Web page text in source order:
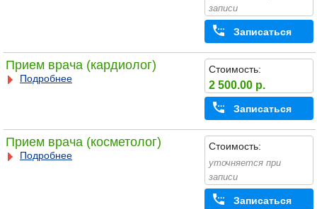
записи
Записаться
Прием врача (кардиолог)
Подробнее
Стоимость:
2 500.00 р.
Записаться
Прием врача (косметолог)
Подробнее
Стоимость:
уточняется при
записи
Записаться